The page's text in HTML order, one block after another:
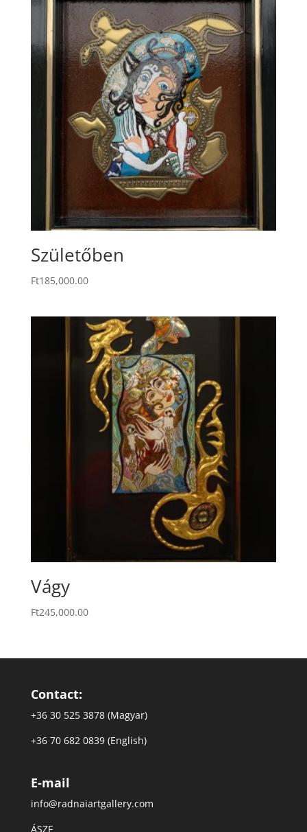
Születőben
Ft185,000.00
Vágy
Ft245,000.00
Contact:
+36 30 525 3878 (Magyar)
+36 70 682 0839 (English)
E-mail
info@radnaiartgallery.com
ÁSZF